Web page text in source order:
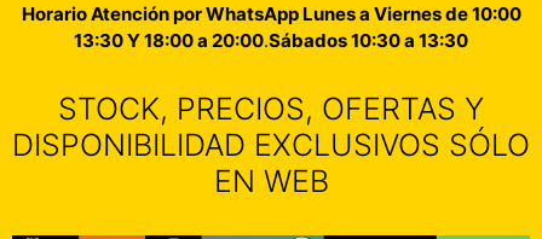
Horario Atención por WhatsApp Lunes a Viernes de 10:00
13:30 Y 18:00 a 20:00.Sábados 10:30 a 13:30
STOCK, PRECIOS, OFERTAS Y
DISPONIBILIDAD EXCLUSIVOS SÓLO
EN WEB